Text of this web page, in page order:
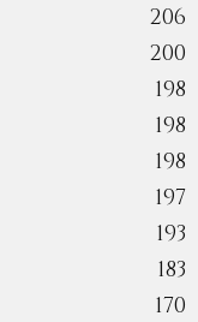
206
200
198
198
198
197
193
183
170